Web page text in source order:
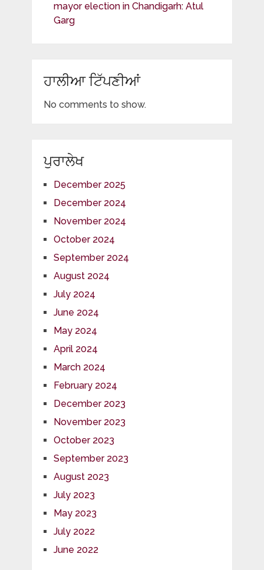
mayor election in Chandigarh: Atul
Garg
ਹਾਲੀਆ ਟਿੱਪਣੀਆਂ
No comments to show.
ਪੁਰਾਲੇਖ
December 2025
December 2024
November 2024
October 2024
September 2024
August 2024
July 2024
June 2024
May 2024
April 2024
March 2024
February 2024
December 2023
November 2023
October 2023
September 2023
August 2023
July 2023
May 2023
July 2022
June 2022